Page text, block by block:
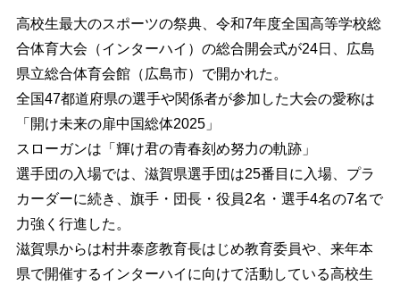
高校生最大のスポーツの祭典、令和7年度全国高等学校総
合体育大会（インターハイ）の総合開会式が24日、広島
県立総合体育会館（広島市）で開かれた。
全国47都道府県の選手や関係者が参加した大会の愛称は
「開け未来の扉中国総体2025」
スローガンは「輝け君の青春刻め努力の軌跡」
選手団の入場では、滋賀県選手団は25番目に入場、プラ
カーダーに続き、旗手・団長・役員2名・選手4名の7名で
力強く行進した。
滋賀県からは村井泰彦教育長はじめ教育委員や、来年本
県で開催するインターハイに向けて活動している高校生